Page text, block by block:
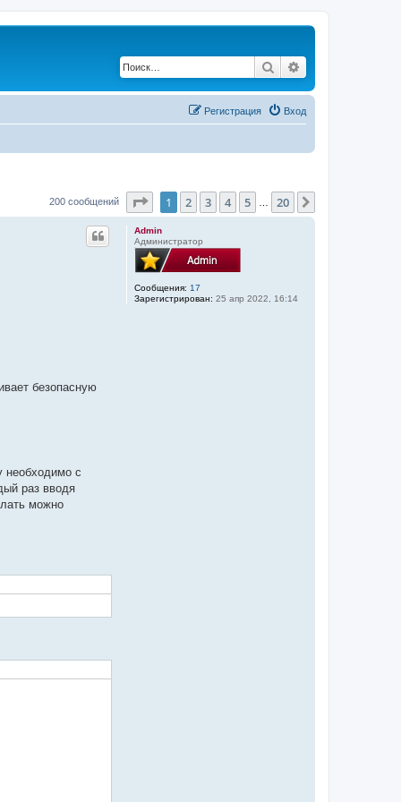
Поиск
Вход
Регистрация
200 сообщений Страница1 из 20
1 2 3 4 5 20
Admin
Администратор
Сообщения: 17
Зарегистрирован: 25 апр 2022, 16:14
безопасную
необходимо с
раз вводя
можно